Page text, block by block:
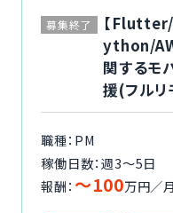
コーディネーター紹
イベント/マガジン
法人の方
募集終了
【
ython/
関するモ
援(フルリ
職種：PM
稼働日数：週3〜5日
報酬： 〜100万円／月